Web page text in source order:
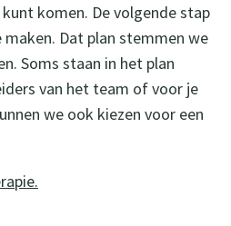
komen. De volgende stap
maken. Dat plan stemmen we
Soms staan in het plan
van het team of voor je
we ook kiezen voor een